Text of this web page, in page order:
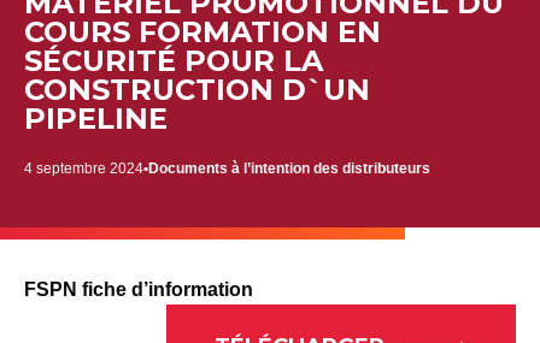
COURS FORMATION EN
SÉCURITÉ POUR LA
CONSTRUCTION D`UN
PIPELINE
4 septembre 2024 Documents à l’intention des distributeurs
FSPN fiche d’information